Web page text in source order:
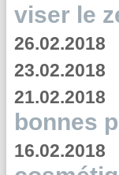
viser le
26.02.2018
23.02.2018
21.02.2018
bonnes
16.02.2018